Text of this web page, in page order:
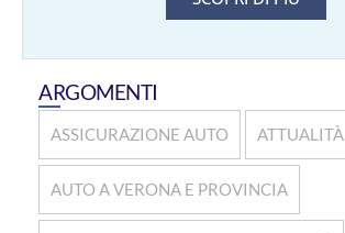
ARGOMENTI
ASSICURAZIONE AUTO ATTUALITÀ
AUTO A VERONA E PROVINCIA